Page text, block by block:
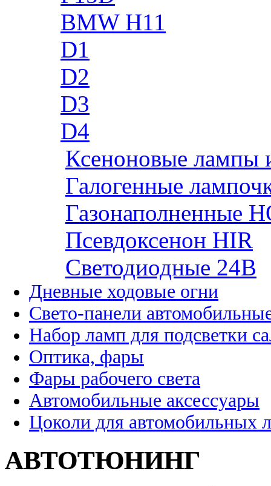
BMW H11
D1
D2
D3
D4
Ксеноновые лампы
Галогенные
Газонаполненные
Псевдоксенон HIR
Cветодиодные 24B
Дневные ходовые огни
Свето-панели
Набор ламп для подсветки
Оптика, фары
Фары рабочего света
Автомобильные аксессуары
Цоколи для автомобильных
АВТОТЮНИНГ